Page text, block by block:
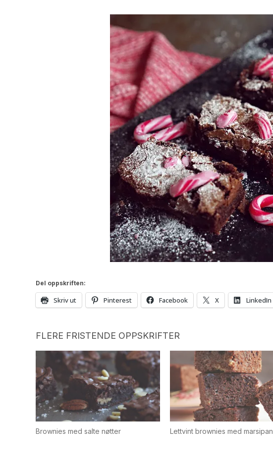
Del oppskriften:
Skriv ut Pinterest Facebook X LinkedIn
FLERE FRISTENDE OPPSKRIFTER
Brownies med salte nøtter Lettvint brownies med marsipan